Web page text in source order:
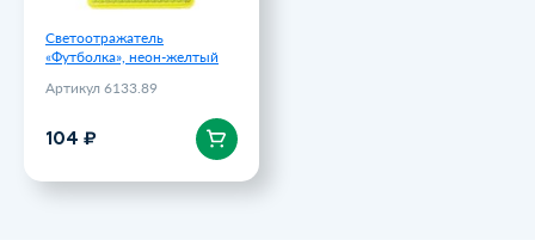
Светоотражатель
«Футболка», неон-желтый
Артикул 6133.89
104 ₽В корзину